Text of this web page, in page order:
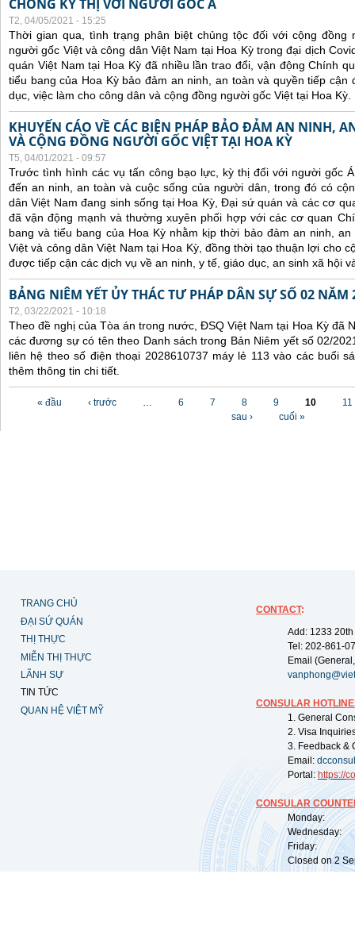
CHỐNG KỲ THỊ VỚI NGƯỜI GỐC Á
T2, 04/05/2021 - 15:25
Thời gian qua, tình trạng phân biệt chủng tộc đối với cộng đồng
người gốc Việt và công dân Việt Nam tại Hoa Kỳ trong đại dịch
quán Việt Nam tại Hoa Kỳ đã nhiều lần trao đổi, vận động Chính
tiểu bang của Hoa Kỳ bảo đảm an ninh, an toàn và quyền tiếp cận
dục, việc làm cho công dân và cộng đồng người gốc Việt tại Hoa Kỳ.
KHUYẾN CÁO VỀ CÁC BIỆN PHÁP BẢO ĐẢM AN NINH,
VÀ CỘNG ĐỒNG NGƯỜI GỐC VIỆT TẠI HOA KỲ
T5, 04/01/2021 - 09:57
Trước tình hình các vụ tấn công bạo lực, kỳ thị đối với người gốc
đến an ninh, an toàn và cuộc sống của người dân, trong đó có
dân Việt Nam đang sinh sống tại Hoa Kỳ,Đại sứ quán và các cơ
đãvận động mạnh và thường xuyên phối hợpvới cáccơ quan
bang và tiểu bang của Hoa Kỳ nhằm kịp thời bảo đảm an ninh,
Việtvà công dân Việt Nam tại Hoa Kỳ, đồng thời tạo thuận lợi cho
được tiếp cận các dịch vụ về an ninh, y tế, giáo dục, an sinh xã hội
BẢNG NIÊM YẾT ỦY THÁC TƯ PHÁP DÂN SỰ SỐ 02 NĂM
T2, 03/22/2021 - 10:18
Theo đề nghị của Tòa án trong nước, ĐSQ Việt Nam tại Hoa Kỳ đã
các đương sự có tên theo Danh sách trong Bản Niêm yết số 02/
liên hệ theo số điện thoại 2028610737 máy lẻ 113 vào các buổi
thêm thông tin chi tiết.
Các trang
« đầu ‹ trước … 6 7 8 9 10
11
sau ›
cuối »
TRANG CHỦ
ĐẠI SỨ QUÁN
THỊ THỰC
MIỄN THỊ THỰC
LÃNH SỰ
TIN TỨC
QUAN HỆ VIỆT MỸ
CONTACT:
Add: 1233
Tel: 202-861-
Email
CONSULAR
1. General
2. Visa
3. Feedback &
Email:
Portal: https://
CONSULAR
Monday:
Wednesday:
Friday:
Closed on 2